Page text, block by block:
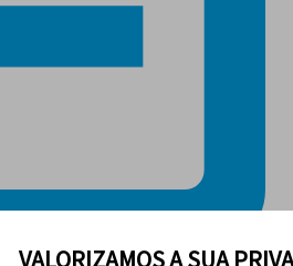
VALORIZAMOS A SUA